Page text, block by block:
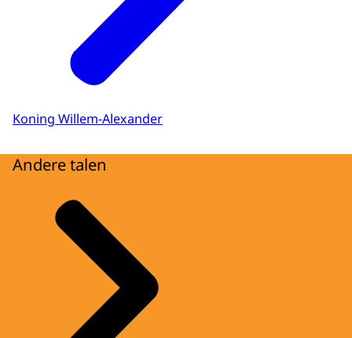
Koning Willem-Alexander
Andere talen